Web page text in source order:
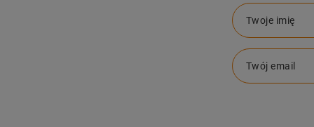
Twoje imię
Twój email